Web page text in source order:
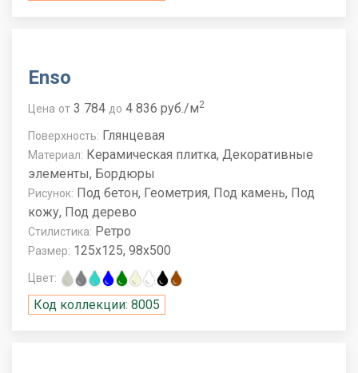
Enso
Цена от 3 784 до 4 836 руб./м2
Поверхность: Глянцевая
Материал: Керамическая плитка, Декоративные
элементы, Бордюры
Рисунок: Под бетон, Геометрия, Под камень, Под
кожу, Под дерево
Стилистика: Ретро
Размер: 125x125, 98x500
Цвет:
Код коллекции: 8005